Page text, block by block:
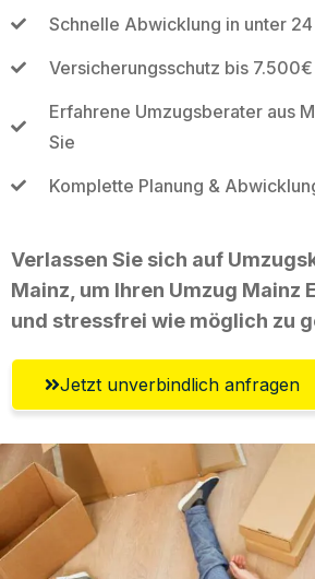
Schnelle Abwicklung in unter
Versicherungsschutz bis
Erfahrene Umzugsberater aus
Sie
Komplette Planung &
Verlassen Sie sich auf
Mainz, um Ihren Umzug Mainz
und stressfrei wie möglich zu
Jetzt unverbindlich anfragen